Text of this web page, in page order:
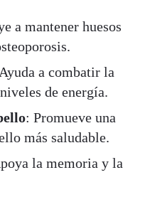
a mantener huesos
a combatir la
de energía.
: Promueve una
más saludable.
la memoria y la